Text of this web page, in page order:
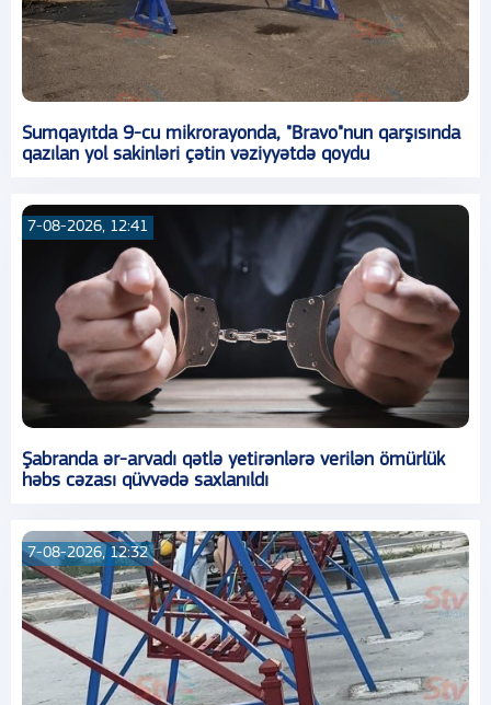
Sumqayıtda 9-cu mikrorayonda, "Bravo"nun qarşısında
qazılan yol sakinləri çətin vəziyyətdə qoydu
7-08-2026, 12:41
Şabranda ər-arvadı qətlə yetirənlərə verilən ömürlük
həbs cəzası qüvvədə saxlanıldı
7-08-2026, 12:32